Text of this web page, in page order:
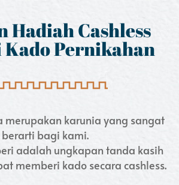
Hadiah Cashless
Kado Pernikahan
merupakan karunia yang sangat
berarti bagi kami.
adalah ungkapan tanda kasih
memberi kado secara cashless.